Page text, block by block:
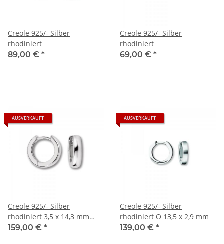
Creole 925/- Silber
rhodiniert
89,00 € *
Creole 925/- Silber
rhodiniert
69,00 € *
AUSVERKAUFT
Creole 925/- Silber
rhodiniert 3,5 x 14,3 mm
gewölbt
159,00 € *
AUSVERKAUFT
Creole 925/- Silber
rhodiniert O 13,5 x 2,9 mm
139,00 € *